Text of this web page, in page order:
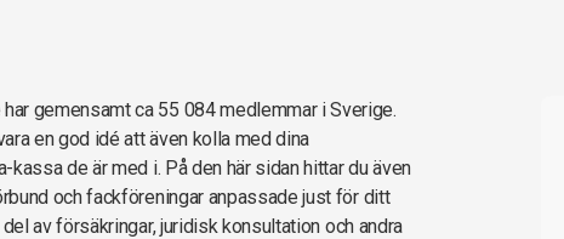
gemensamt ca 55 084 medlemmar i Sverige.
en god idé att även kolla med dina
de är med i. På den här sidan hittar du även
och fackföreningar anpassade just för ditt
av försäkringar, juridisk konsultation och andra